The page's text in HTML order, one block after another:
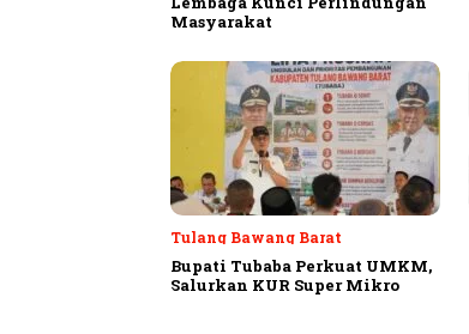
Masyarakat
Tulang Bawang Barat
Bupati Tubaba Perkuat UMKM,
Salurkan KUR Super Mikro